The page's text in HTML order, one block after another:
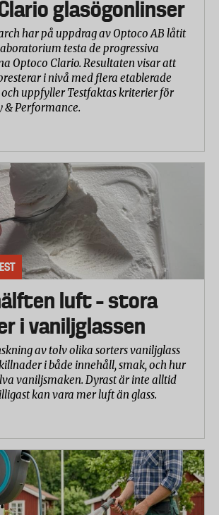
stöd. Teleskophandtagets nedre
fem kilos vikt som lades på och
på ett rullband med mindre
av 3,6-4 km/h. Väskorna
1,8 km/h.
marken från 61 centimeters höjd
på tre olika ställen: på ett av hjulen,
(infällt).
väska -20°
släpptes från 61 cm höjd på
hjul än tidigare fallprov).
nedkyld väska -20°
från en meters höjd på en 2
ø 38 mm grov stång.
glasögonlinser
har på uppdrag av Optoco AB låtit
testa de progressiva
Optoco Clario. Resultaten visar att
i nivå med flera etablerade
uppfyller Testfaktas kriterier för
& Performance.
luft – stora
i vaniljglassen
av tolv olika sorters vaniljglass
i både innehåll, smak, och hur
vaniljsmaken. Dyrast är inte alltid
kan vara mer luft än glass.